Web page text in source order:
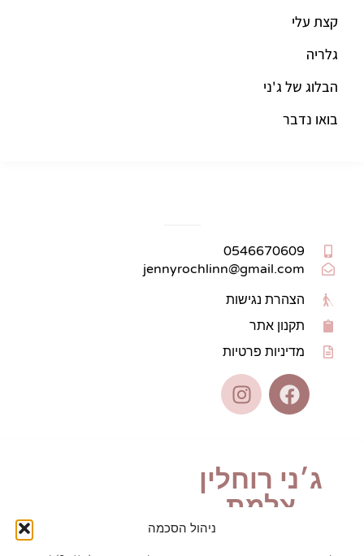
ניהול הסכמה
קצת עלי
גלריה
הבלוג של ג'ני
בואו נדבר
0546670609
jennyrochlinn@gmail.com
הצהרת נגישות
תקנון אתר
מדיניות פרטיות
ג׳ני רוחלין
צלמת